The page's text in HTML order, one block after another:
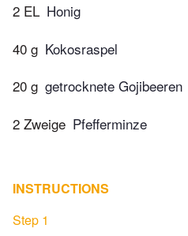
2 EL Honig
40 g Kokosraspel
20 g getrocknete Gojibeeren
2 Zweige Pfefferminze
INSTRUCTIONS
Step 1